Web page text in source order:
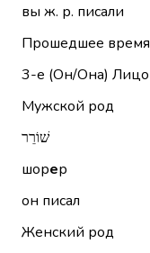
вы ж. р. писали
Прошедшее время
3-е (Он/Она) Лицо
Мужской род
שׁוֹרֵר
шорер
он писал
Женский род